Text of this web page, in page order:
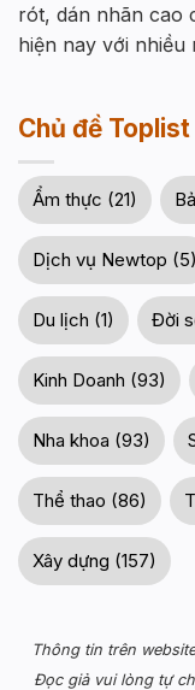
rót, dán nhãn cao
hiện nay với nhiều
Chủ đề Toplist
Ẩm thực (21)
Dịch vụ Newtop (5)
Du lịch (1) Đời
Kinh Doanh (93)
Nha khoa (93)
Thể thao (86)
Xây dựng (157)
Thông tin trên
Đọc giả vui lòng tự